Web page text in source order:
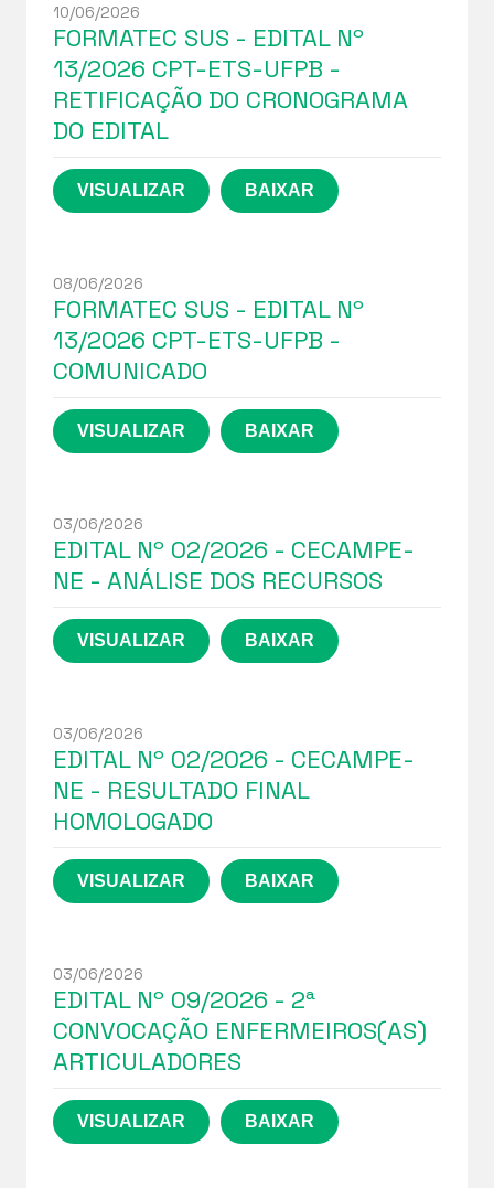
10/06/2026
FORMATEC SUS - EDITAL Nº
13/2026 CPT-ETS-UFPB -
RETIFICAÇÃO DO CRONOGRAMA
DO EDITAL
08/06/2026
FORMATEC SUS - EDITAL Nº
13/2026 CPT-ETS-UFPB -
COMUNICADO
03/06/2026
EDITAL Nº 02/2026 - CECAMPE-
NE - ANÁLISE DOS RECURSOS
03/06/2026
EDITAL Nº 02/2026 - CECAMPE-
NE - RESULTADO FINAL
HOMOLOGADO
03/06/2026
EDITAL Nº 09/2026 - 2ª
CONVOCAÇÃO ENFERMEIROS(AS)
ARTICULADORES